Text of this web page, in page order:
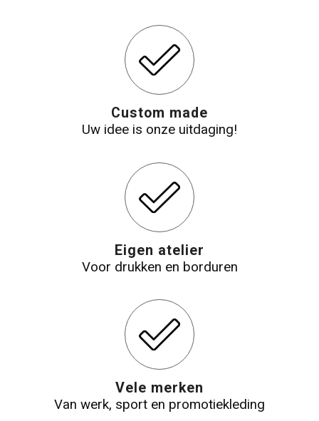
Custom made
Uw idee is onze uitdaging!
Eigen atelier
Voor drukken en borduren
Vele merken
Van werk, sport en promotiekleding